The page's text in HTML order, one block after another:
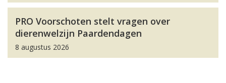
PRO Voorschoten stelt vragen over
dierenwelzijn Paardendagen
8 augustus 2026